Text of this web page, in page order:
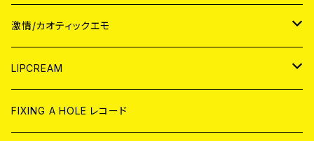
JAPAN
CD
ANALOG
WORLD
CD
激情/カオティックエモ
JAPAN
CD
WORLD
LIPCREAM
CD
FIXING A HOLE レコード